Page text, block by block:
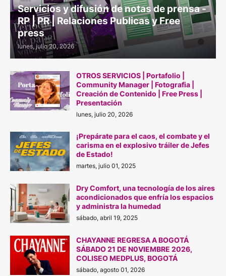
Servicios y difusión de notas de prensa -
RP | PR | Relaciones Publicas y Free
press
lunes, julio 20, 2026
OTROS SERVICIOS | Portafolio |
Community Manager | Fotografia |
Creación de Contenido | Free Press |
Presentación
lunes, julio 20, 2026
¡Prepárate para el caos, el combate y el
carisma en el explosivo tráiler de Jefes
de Estado!
martes, julio 01, 2025
Dry Comfort, una tecnología de los aires
acondicionados que enfría los espacios
y administra la humedad
sábado, abril 19, 2025
CHAYANNE REGRESA A BOGOTÁ
SÁBADO 21 DE N0VIEMBRE 2026,
COLISEO MEDPLUS, BOGOTÁ
sábado, agosto 01, 2026